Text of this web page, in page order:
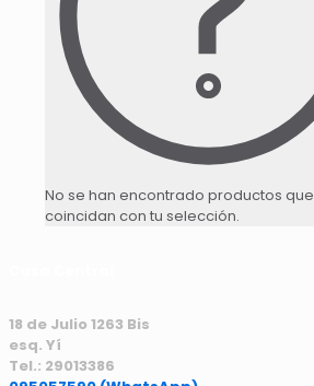
No se han encontrado productos que
coincidan con tu selección.
18 de Julio 1263 Bis
esq. Yí
Tel.: 29013386